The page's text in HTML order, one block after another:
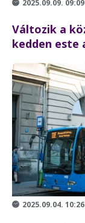
2025.09.09. 09:09
Változik a
kedden este
2025.09.04. 10:26